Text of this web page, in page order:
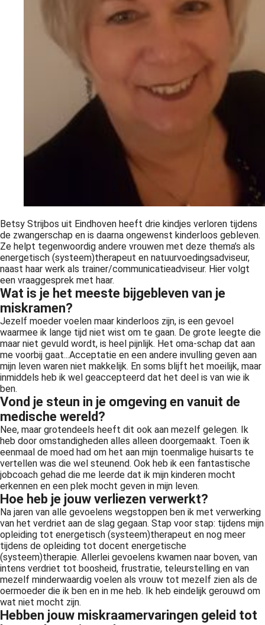
Betsy Strijbos uit Eindhoven heeft drie kindjes verloren tijdens
de zwangerschap en is daarna ongewenst kinderloos gebleven.
Ze helpt tegenwoordig andere vrouwen met deze thema’s als
energetisch (systeem)therapeut en natuurvoedingsadviseur,
naast haar werk als trainer/communicatieadviseur. Hier volgt
een vraaggesprek met haar.
Wat is je het meeste bijgebleven van je
miskramen?
Jezelf moeder voelen maar kinderloos zijn, is een gevoel
waarmee ik lange tijd niet wist om te gaan. De grote leegte die
maar niet gevuld wordt, is heel pijnlijk. Het oma-schap dat aan
me voorbij gaat...Acceptatie en een andere invulling geven aan
mijn leven waren niet makkelijk. En soms blijft het moeilijk, maar
inmiddels heb ik wel geaccepteerd dat het deel is van wie ik
ben.
Vond je steun in je omgeving en vanuit de
medische wereld?
Nee, maar grotendeels heeft dit ook aan mezelf gelegen. Ik
heb door omstandigheden alles alleen doorgemaakt. Toen ik
eenmaal de moed had om het aan mijn toenmalige huisarts te
vertellen was die wel steunend. Ook heb ik een fantastische
jobcoach gehad die me leerde dat ik mijn kinderen mocht
erkennen en een plek mocht geven in mijn leven.
Hoe heb je jouw verliezen verwerkt?
Na jaren van alle gevoelens wegstoppen ben ik met verwerking
van het verdriet aan de slag gegaan. Stap voor stap: tijdens mijn
opleiding tot energetisch (systeem)therapeut en nog meer
tijdens de opleiding tot docent energetische
(systeem)therapie. Allerlei gevoelens kwamen naar boven, van
intens verdriet tot boosheid, frustratie, teleurstelling en van
mezelf minderwaardig voelen als vrouw tot mezelf zien als de
oermoeder die ik ben en in me heb. Ik heb eindelijk gerouwd om
wat niet mocht zijn.
Hebben jouw miskraamervaringen geleid tot